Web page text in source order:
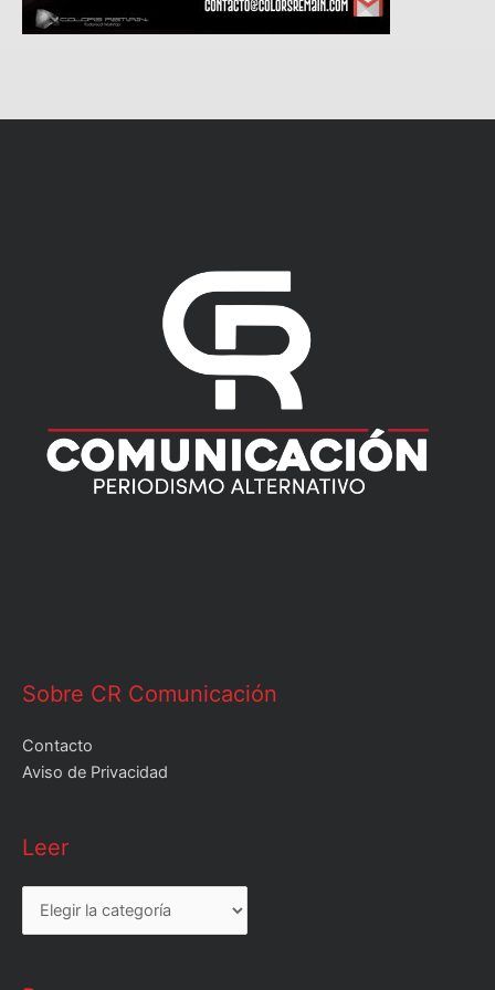
Sobre CR Comunicación
Contacto
Aviso de Privacidad
Leer
Leer